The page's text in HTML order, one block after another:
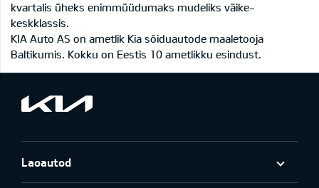
kvartalis üheks enimmüüdumaks mudeliks väike-
keskklassis.
KIA Auto AS on ametlik Kia sõiduautode maaletooja
Baltikumis. Kokku on Eestis 10 ametlikku esindust.
Laoautod